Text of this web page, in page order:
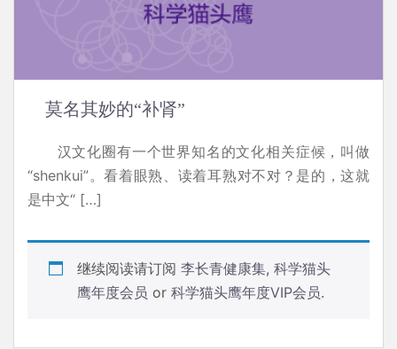
莫名其妙的“补肾”
汉文化圈有一个世界知名的文化相关症候，叫做
“shenkui”。看着眼熟、读着耳熟对不对？是的，这就
是中文“ […]
继续阅读请订阅 李长青健康集, 科学猫头
鹰年度会员 or 科学猫头鹰年度VIP会员.